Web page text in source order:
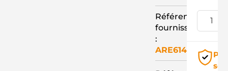
Référence
fournisseur
:
ARE6149S